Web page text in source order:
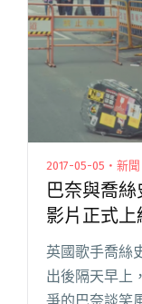
限定 他們要
2017-05-05・新聞
巴奈與喬
影片正式上
英國歌手喬絲
出後隔天早上
爭的巴奈談笑